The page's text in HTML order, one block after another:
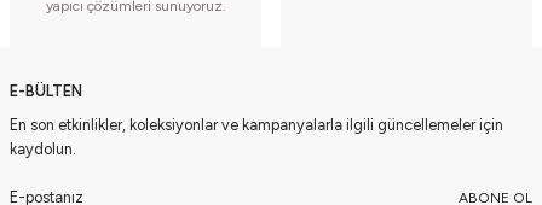
yapıcı çözümleri sunuyoruz.
E-BÜLTEN
En son etkinlikler, koleksiyonlar ve kampanyalarla ilgili güncellemeler için
kaydolun.
ABONE OL